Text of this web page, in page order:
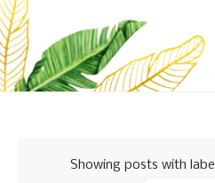
Showing posts with label